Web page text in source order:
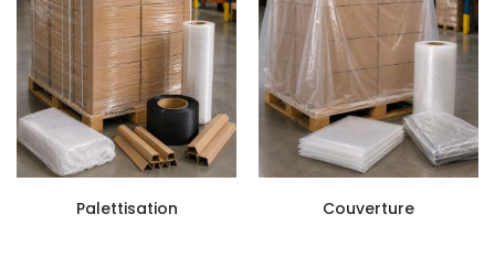
Palettisation Couverture